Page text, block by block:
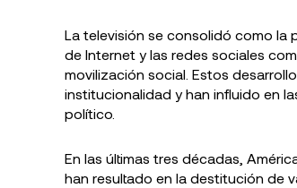
La televisión se consolidó como la
de Internet y las redes sociales
movilización social. Estos
institucionalidad y han influido en
político.
En las últimas tres décadas,
han resultado en la destitución de